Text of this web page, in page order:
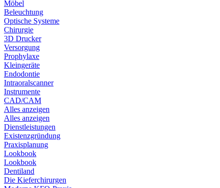
Möbel
Beleuchtung
Optische Systeme
Chirurgie
3D Drucker
Versorgung
Prophylaxe
Kleingeräte
Endodontie
Intraoralscanner
Instrumente
CAD/CAM
Alles anzeigen
Alles anzeigen
Dienstleistungen
Existenzgründung
Praxisplanung
Lookbook
Lookbook
Dentiland
Die Kieferchirurgen